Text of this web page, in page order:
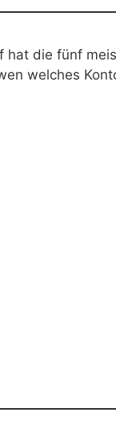
hat die fünf
welches